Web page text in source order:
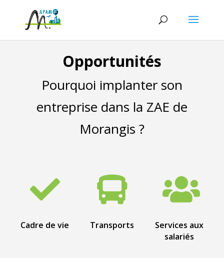
Opportunités
Pourquoi implanter son
entreprise dans la ZAE de
Morangis ?

Cadre de vie

Transports

Services aux
salariés